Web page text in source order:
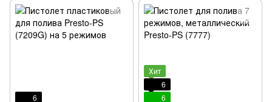
6
Хит
6
6